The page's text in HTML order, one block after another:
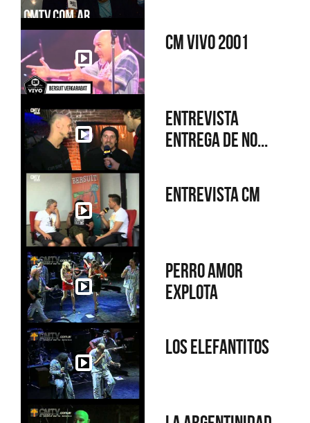
CM Vivo 2001
Entrevista
Entrega de no...
Entrevista CM
Perro amor
explota
Los elefantitos